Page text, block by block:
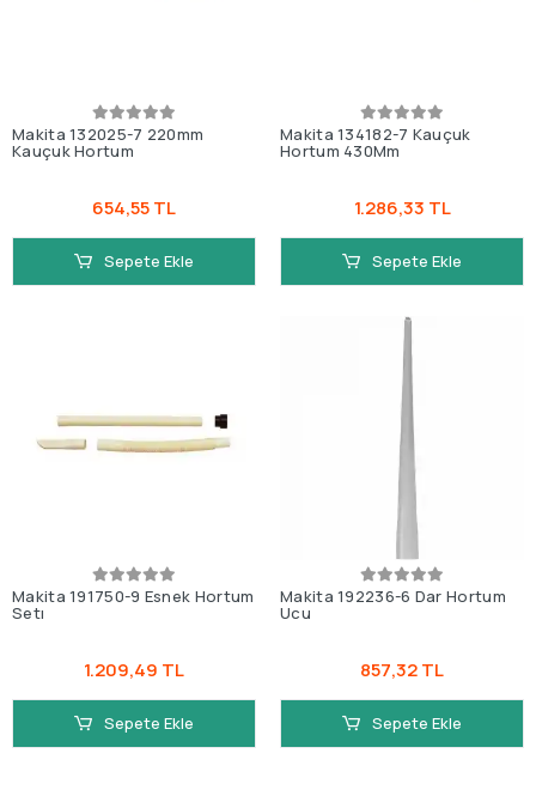
Makita 132025-7 220mm
Kauçuk Hortum
654,55 TL
Sepete Ekle
Makita 134182-7 Kauçuk
Hortum 430Mm
1.286,33 TL
Sepete Ekle
Makita 191750-9 Esnek Hortum
Setı
1.209,49 TL
Sepete Ekle
Makita 192236-6 Dar Hortum
Ucu
857,32 TL
Sepete Ekle